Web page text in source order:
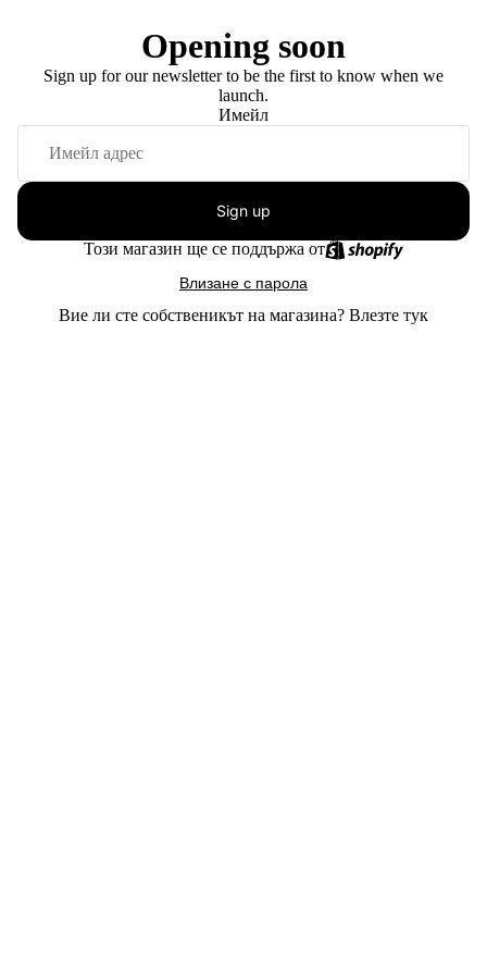
Opening soon
Sign up for our newsletter to be the first to know when we
launch.
Имейл
Sign up
Този магазин ще се поддържа от
Влизане с парола
Вие ли сте собственикът на магазина? Влезте тук